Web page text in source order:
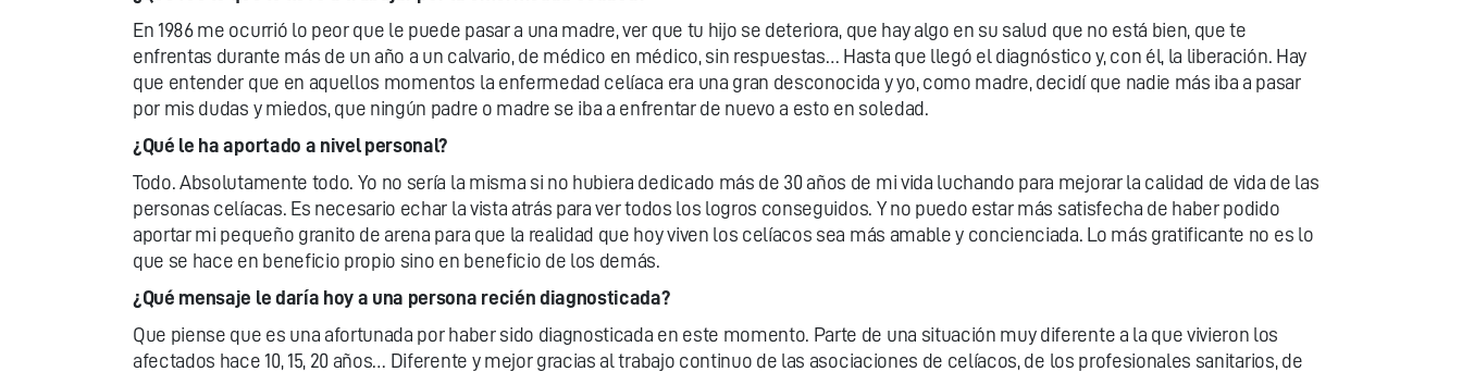
En 1986 me ocurrió lo peor que le puede pasar a una madre, ver que tu hijo se deteriora, que hay algo en su salud que no está bien, que te
enfrentas durante más de un año a un calvario, de médico en médico, sin respuestas… Hasta que llegó el diagnóstico y, con él, la liberación. Hay
que entender que en aquellos momentos la enfermedad celíaca era una gran desconocida y yo, como madre, decidí que nadie más iba a pasar
por mis dudas y miedos, que ningún padre o madre se iba a enfrentar de nuevo a esto en soledad.
¿Qué le ha aportado a nivel personal?
Todo. Absolutamente todo. Yo no sería la misma si no hubiera dedicado más de 30 años de mi vida luchando para mejorar la calidad de vida de las
personas celíacas. Es necesario echar la vista atrás para ver todos los logros conseguidos. Y no puedo estar más satisfecha de haber podido
aportar mi pequeño granito de arena para que la realidad que hoy viven los celíacos sea más amable y concienciada. Lo más gratificante no es lo
que se hace en beneficio propio sino en beneficio de los demás.
¿Qué mensaje le daría hoy a una persona recién diagnosticada?
Que piense que es una afortunada por haber sido diagnosticada en este momento. Parte de una situación muy diferente a la que vivieron los
afectados hace 10, 15, 20 años… Diferente y mejor gracias al trabajo continuo de las asociaciones de celíacos, de los profesionales sanitarios, de